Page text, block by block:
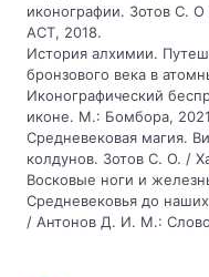
иконографии. Зотов С.
АСТ, 2018.
История алхимии.
бронзового века в
Иконографический
иконе. М.: Бомбора,
Средневековая магия.
колдунов. Зотов С. О. /
Восковые ноги и
Средневековья до
/ Антонов Д. И. М.: